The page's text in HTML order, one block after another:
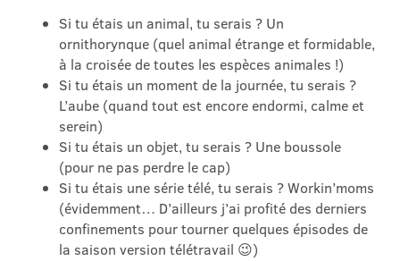
Si tu étais un animal, tu serais ? Un
ornithorynque (quel animal étrange et formidable,
à la croisée de toutes les espèces animales !)
Si tu étais un moment de la journée, tu serais ?
L’aube (quand tout est encore endormi, calme et
serein)
Si tu étais un objet, tu serais ? Une boussole
(pour ne pas perdre le cap)
Si tu étais une série télé, tu serais ? Workin’moms
(évidemment… D’ailleurs j’ai profité des derniers
confinements pour tourner quelques épisodes de
la saison version télétravail 😉)